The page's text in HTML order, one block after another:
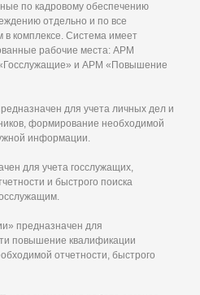
по кадровому обеспечению
отдельно и по все
комплексе. Система имеет
рабочие места: АРМ
и АРМ «Повышение
для учета личных дел и
формирование необходимой
информации.
для учета госслужащих,
и быстрого поиска
предназначен для
повышение квалификации
отчетности, быстрого